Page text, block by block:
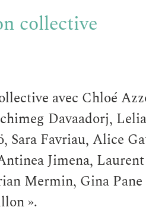
collective
avec Chloé
Davaadorj,
Sara Favriau, Alice
Jimena,
Mermin, Gina
».